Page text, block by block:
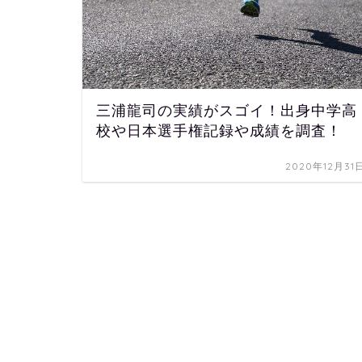
三浦龍司の実績がスゴイ！出身中学高
校や日本選手権記録や成績を調査！
2020年12月31